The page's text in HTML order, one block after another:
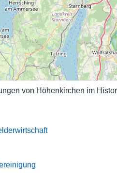
von Höhenkirchen im